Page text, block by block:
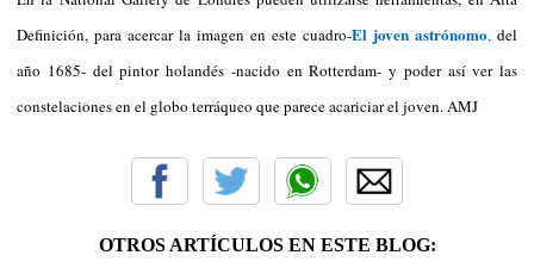
Definición, para acercar la imagen en este cuadro-El joven astrónomo, del
año 1685- del pintor holandés -nacido en Rotterdam- y poder así ver las
constelaciones en el globo terráqueo que parece acariciar el joven. AMJ
OTROS ARTÍCULOS EN ESTE BLOG: